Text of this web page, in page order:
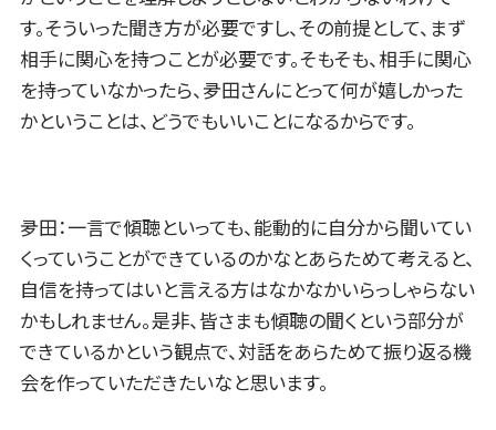
す。そういった聞き方が必要ですし、その前提として、まず
相手に関心を持つことが必要です。そもそも、相手に関心
を持っていなかったら、夛田さんにとって何が嬉しかった
かということは、どうでもいいことになるからです。
夛田：一言で傾聴といっても、能動的に自分から聞いてい
くっていうことができているのかなとあらためて考えると、
自信を持ってはいと言える方はなかなかいらっしゃらない
かもしれません。是非、皆さまも傾聴の聞くという部分が
できているかという観点で、対話をあらためて振り返る機
会を作っていただきたいなと思います。